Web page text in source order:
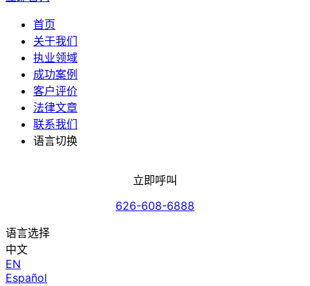
首页
关于我们
执业领域
成功案例
客户评价
法律文章
联系我们
语言切换
立即呼叫
626-608-6888
语言选择
中文
EN
Español